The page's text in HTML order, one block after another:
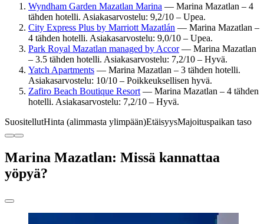
Wyndham Garden Mazatlan Marina — Marina Mazatlan – 4
tähden hotelli. Asiakasarvostelu: 9,2/10 – Upea.
City Express Plus by Marriott Mazatlán — Marina Mazatlan –
4 tähden hotelli. Asiakasarvostelu: 9,0/10 – Upea.
Park Royal Mazatlan managed by Accor— Marina Mazatlan
– 3.5 tähden hotelli. Asiakasarvostelu: 7,2/10 – Hyvä.
Yatch Apartments — Marina Mazatlan – 3 tähden hotelli.
Asiakasarvostelu: 10/10 – Poikkeuksellisen hyvä.
Zafiro Beach Boutique Resort — Marina Mazatlan – 4 tähden
hotelli. Asiakasarvostelu: 7,2/10 – Hyvä.
SuositellutHinta (alimmasta ylimpään)EtäisyysMajoituspaikan taso
Marina Mazatlan: Missä kannattaa
yöpyä?